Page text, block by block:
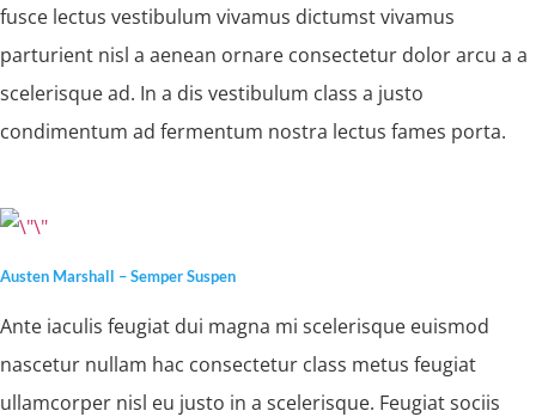
fusce lectus vestibulum vivamus dictumst vivamus
parturient nisl a aenean ornare consectetur dolor arcu a a
scelerisque ad. In a dis vestibulum class a justo
condimentum ad fermentum nostra lectus fames porta.
Austen Marshall – Semper Suspen
Ante iaculis feugiat dui magna mi scelerisque euismod
nascetur nullam hac consectetur class metus feugiat
ullamcorper nisl eu justo in a scelerisque. Feugiat sociis